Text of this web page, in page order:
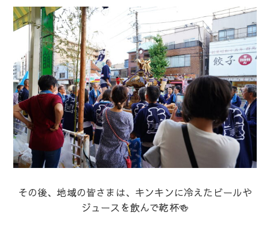
その後、地域の皆さまは、キンキンに冷えたビールや
ジュースを飲んで乾杯🍻